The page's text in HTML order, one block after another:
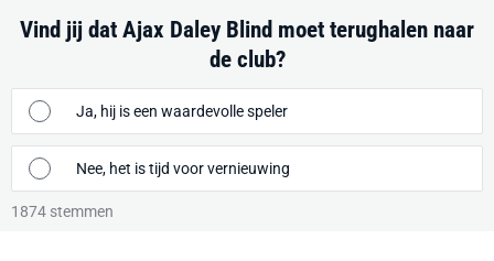
Vind jij dat Ajax Daley Blind moet terughalen naar
de club?
Ja, hij is een waardevolle speler
Nee, het is tijd voor vernieuwing
1874 stemmen